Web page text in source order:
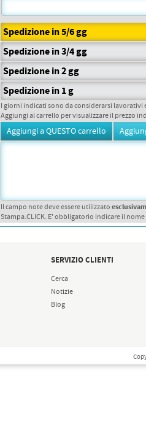
Spedizione in 5/6 gg
Spedizione in 3/4 gg
Spedizione in 2 gg
Spedizione in 1 g
I giorni indicati sono da considerarsi
Aggiungi al carrello per visualizzare il prezzo
Il campo note deve essere utilizzato
Stampa.CLICK. E' obbligatorio indicare il
SERVIZIO CLIENTI
Cerca
Notizie
Blog